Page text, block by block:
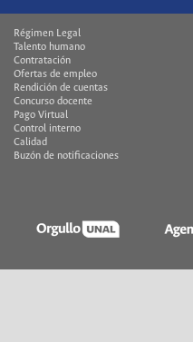
Régimen Legal
Talento humano
Contratación
Ofertas de empleo
Rendición de cuentas
Concurso docente
Pago Virtual
Control interno
Calidad
Buzón de notificaciones